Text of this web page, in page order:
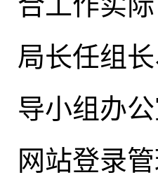
局长任组
导小组办
网站登录